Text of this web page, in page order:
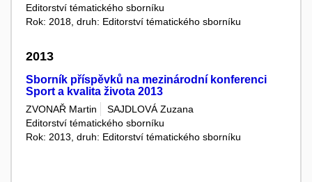
Editorství tématického sborníku
Rok: 2018, druh: Editorství tématického sborníku
2013
Sborník příspěvků na mezinárodní konferenci
Sport a kvalita života 2013
ZVONAŘ Martin
SAJDLOVÁ Zuzana
Editorství tématického sborníku
Rok: 2013, druh: Editorství tématického sborníku